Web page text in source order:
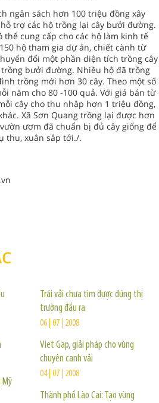
ngân sách hơn 100 triệu đồng xây
trợ các hộ trồng lại cây bưởi đường.
thể cung cấp cho các hộ làm kinh tế
hộ tham gia dự án, chiết cành từ
đổi một phần diện tích trồng cây
bưởi đường. Nhiều hộ đã trồng
trồng mới hơn 30 cây. Theo một số
năm cho 80 -100 quả. Với giá bán từ
cây cho thu nhập hơn 1 triệu đồng,
Xã Sơn Quang trồng lại được hơn
ươm đã chuẩn bị đủ cây giống để
thu, xuân sắp tới./.
Mỹ
Trái vải chưa tìm được đúng thị
trường đầu ra
06 | 07 | 2008
Viet Gap, giải pháp cho vùng
chuyên canh vải
04 | 07 | 2008
Thành phố Lào Cai: Tạo vùng